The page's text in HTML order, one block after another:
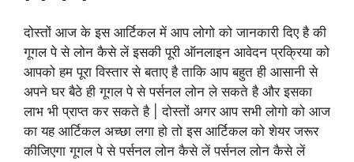
दोस्तों आज के इस आर्टिकल में आप लोगो को जानकारी दिए है की
गूगल पे से लोन कैसे लें इसकी पूरी ऑनलाइन आवेदन प्रक्रिया को
आपको हम पूरा विस्तार से बताए है ताकि आप बहुत ही आसानी से
अपने घर बैठे ही गूगल पे से पर्सनल लोन ले सकते है और इसका
लाभ भी प्राप्त कर सकते है | दोस्तों अगर आप सभी लोगो को आज
का यह आर्टिकल अच्छा लगा हो तो इस आर्टिकल को शेयर जरूर
कीजिएगा गूगल पे से पर्सनल लोन कैसे लें पर्सनल लोन कैसे लें